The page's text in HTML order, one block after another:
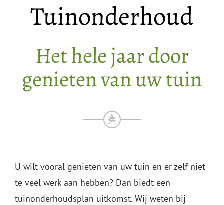
Tuinonderhoud
Het hele jaar door
genieten van uw tuin
U wilt vooral genieten van uw tuin en er zelf niet
te veel werk aan hebben? Dan biedt een
tuinonderhoudsplan uitkomst. Wij weten bij